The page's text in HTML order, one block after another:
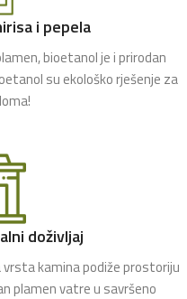
i pepela
bioetanol je i prirodan
su ekološko rješenje za
doživljaj
kamina podiže prostoriju
plamen vatre u savršeno